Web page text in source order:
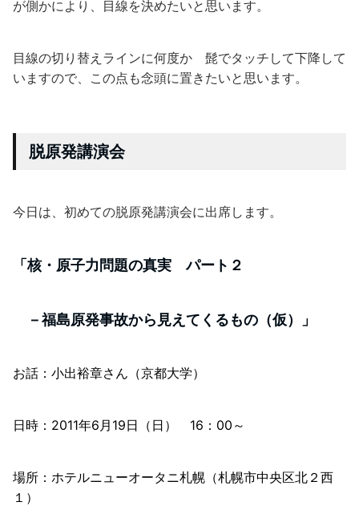
が側かにより、目線を決めたいと思います。
目線の切り替えラインに何度か 髭でタッチして下降して
いますので、この点も念頭に置きたいと思います。
脱原発講演会
今日は、初めての脱原発講演会に出席します。
「核・原子力問題の真実 パート２
－福島原発事故から見えてくるもの（仮）」
お話：小出裕章さん（京都大学）
日時：2011年6月19日（日） 16：00～
場所：ホテルニューオータニ札幌（札幌市中央区北２西
１）